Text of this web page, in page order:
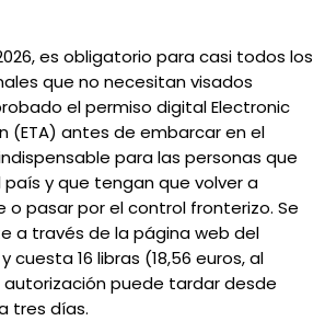
es obligatorio para casi todos los
que no necesitan visados
el permiso digital Electronic
(ETA) antes de embarcar en el
para las personas que
y que tengan que volver a
o pasar por el control fronterizo. Se
a través de la página web del
y cuesta 16 libras (18,56 euros, al
puede tardar desde
tres días.